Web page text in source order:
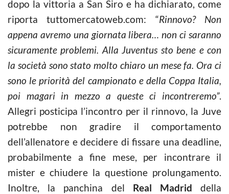
dopo la vittoria a San Siro e ha dichiarato, come
riporta tuttomercatoweb.com: “Rinnovo? Non
appena avremo una giornata libera… non ci saranno
sicuramente problemi. Alla Juventus sto bene e con
la società sono stato molto chiaro un mese fa. Ora ci
sono le priorità del campionato e della Coppa Italia,
poi magari in mezzo a queste ci incontreremo”.
Allegri posticipa l’incontro per il rinnovo, la Juve
potrebbe non gradire il comportamento
dell’allenatore e decidere di fissare una deadline,
probabilmente a fine mese, per incontrare il
mister e chiudere la questione prolungamento.
Inoltre, la panchina del Real Madrid della